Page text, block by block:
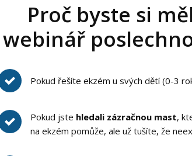
Proč byste si
webinář
Pokud řešíte ekzém u svých dětí (0-3
Pokud jste hledali zázračnou mast,
na ekzém pomůže, ale už tušíte, že